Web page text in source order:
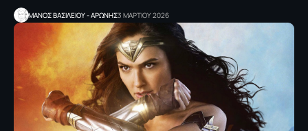
ΜΑΝΟΣ ΒΑΣΙΛΕΙΟΥ - ΑΡΩΝΗΣ3 ΜΑΡΤΙΟΥ 2026